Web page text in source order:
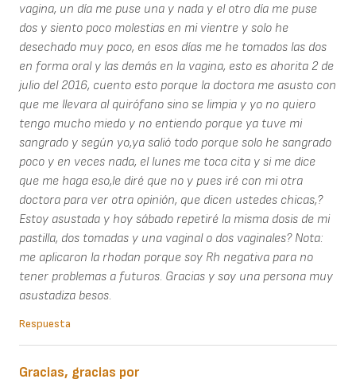
vagina, un día me puse una y nada y el otro día me puse
dos y siento poco molestias en mi vientre y solo he
desechado muy poco, en esos días me he tomados las dos
en forma oral y las demás en la vagina, esto es ahorita 2 de
julio del 2016, cuento esto porque la doctora me asusto con
que me llevara al quirófano sino se limpia y yo no quiero
tengo mucho miedo y no entiendo porque ya tuve mi
sangrado y según yo,ya salió todo porque solo he sangrado
poco y en veces nada, el lunes me toca cita y si me dice
que me haga eso,le diré que no y pues iré con mi otra
doctora para ver otra opinión, que dicen ustedes chicas,?
Estoy asustada y hoy sábado repetiré la misma dosis de mi
pastilla, dos tomadas y una vaginal o dos vaginales? Nota:
me aplicaron la rhodan porque soy Rh negativa para no
tener problemas a futuros. Gracias y soy una persona muy
asustadiza besos.
Respuesta
Gracias, gracias por